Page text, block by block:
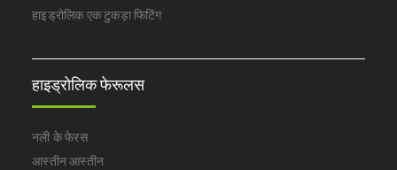
हाइड्रोलिक एक टुकड़ा फिटिंग
हाइड्रोलिक फेरूलस
नली के फेरस
आस्तीन आस्तीन